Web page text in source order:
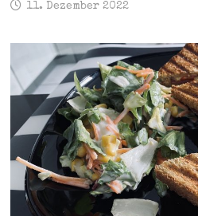
11. Dezember 2022